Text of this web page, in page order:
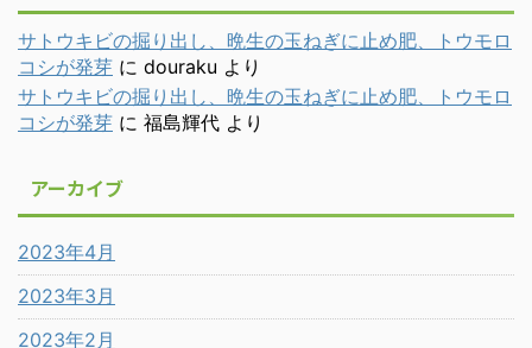
サトウキビの掘り出し、晩生の玉ねぎに止め肥、トウモロ
コシが発芽 に douraku より
サトウキビの掘り出し、晩生の玉ねぎに止め肥、トウモロ
コシが発芽 に 福島輝代 より
アーカイブ
2023年4月
2023年3月
2023年2月